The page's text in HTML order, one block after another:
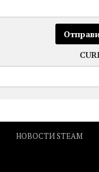
НОВОСТИ STEAM